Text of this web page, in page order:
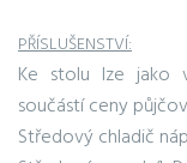
PŘÍSLUŠENSTVÍ:
Ke stolu lze jako
součástí ceny
Středový chladič